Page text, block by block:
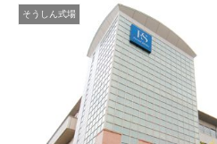
そうしん式場